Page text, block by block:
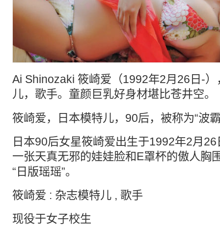
Ai Shinozaki 筱崎爱（1992年2月26日-
儿，歌手。 童颜巨乳好身材堪比苍井空。
筱崎爱，日本模特儿，90后，被称为“波
日本90后女星筱崎爱出生于1992年2月
一张天真无邪的娃娃脸和E罩杯的傲人胸
“日版瑶瑶”。
筱崎爱 : 杂志模特儿 , 歌手
现役于女子校生